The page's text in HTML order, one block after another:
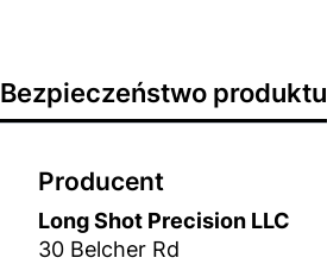
Bezpieczeństwo produktu
Producent
Long Shot Precision LLC
30 Belcher Rd